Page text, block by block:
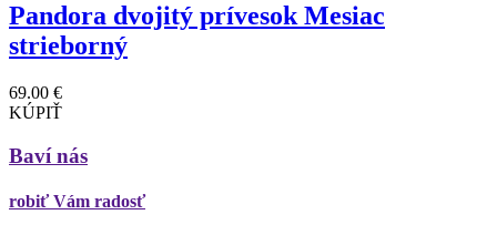
Pandora dvojitý prívesok Mesiac
strieborný
69.00 €
KÚPIŤ
Baví nás
robiť Vám radosť